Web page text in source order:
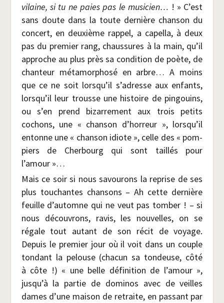
vilaine, si tu ne paies pas le musi­cien… ! » C’est
sans doute dans la toute der­nière chan­son du
concert, en deuxième rap­pel, a capel­la, à deux
pas du pre­mier rang, chaus­sures à la main, qu’il
approche au plus près sa condi­tion de poète, de
chan­teur méta­mor­pho­sé en arbre… A moins
que ce ne soit lorsqu’il s’adresse aux enfants,
lorsqu’il leur trousse une his­toire de pin­gouins,
ou s’en prend bizar­re­ment aux trois petits
cochons, une « chan­son d’horreur », lorsqu’il
entonne une « chan­son idiote », celle des « pom­
piers de Cher­bourg qui sont taillés pour
l’amour »…
Mais ce soir si nous savou­rons la reprise de ses
plus tou­chantes chan­sons – Ah cette der­nière
feuille d’automne qui ne veut pas tom­ber ! – si
nous décou­vrons, ravis, les nou­velles, on se
régale tout autant de son récit de voyage.
Depuis le pre­mier jour où il voit dans un couple
ton­dant la pelouse (cha­cun sa ton­deuse, côté
à côte !) « une belle défi­ni­tion de l’amour »,
jusqu’à la par­tie de domi­nos avec de veilles
dames d’une mai­son de retraite, en pas­sant par